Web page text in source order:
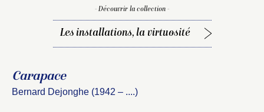
- Découvrir la collection -
Les installations, la virtuosité
Carapace
Bernard Dejonghe (1942 – ....)
Choix du dossier où ajouter la
notice
Nom du dossier
Connexion